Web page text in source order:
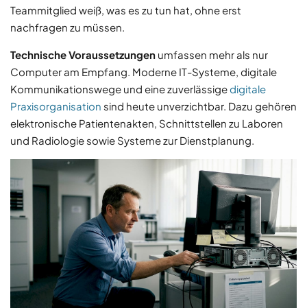
Teammitglied weiß, was es zu tun hat, ohne erst
nachfragen zu müssen.
Technische Voraussetzungen umfassen mehr als nur
Computer am Empfang. Moderne IT-Systeme, digitale
Kommunikationswege und eine zuverlässigedigitale
Praxisorganisation sind heute unverzichtbar. Dazu gehören
elektronische Patientenakten, Schnittstellen zu Laboren
und Radiologie sowie Systeme zur Dienstplanung.